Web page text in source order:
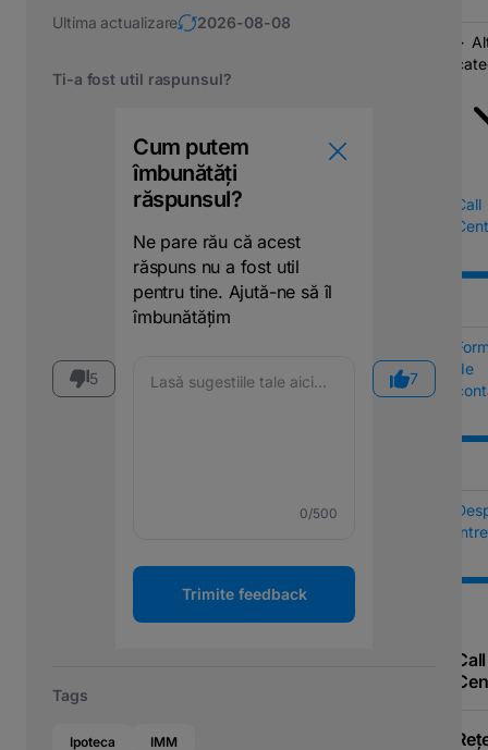
Call
de
Call
Ultima actualizare 2026-08-08
Ti-a fost util raspunsul?
5
Cum putem
îmbunătăți
răspunsul?
Ne pare rău că acest
răspuns nu a fost util
pentru tine. Ajută-ne să îl
îmbunătățim
0/500
Trimite feedback
7
Tags
Ipoteca IMM